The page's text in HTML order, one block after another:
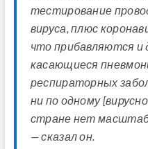
тестирование
вируса, плюс
что прибавляются и
касающиеся
респираторных
ни по одному
стране нет
— сказал он.